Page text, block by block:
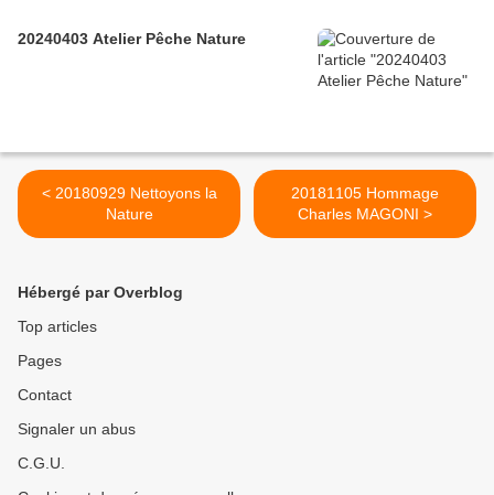
20240403 Atelier Pêche Nature
< 20180929 Nettoyons la
Nature
20181105 Hommage
Charles MAGONI >
Hébergé par Overblog
Top articles
Pages
Contact
Signaler un abus
C.G.U.